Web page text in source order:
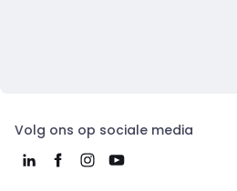
Volg ons op sociale media